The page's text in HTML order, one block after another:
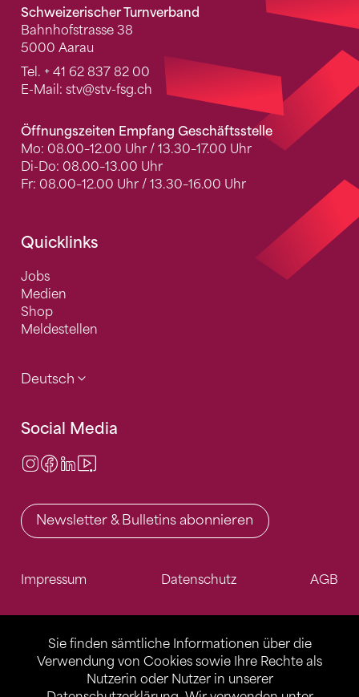
Sie finden sämtliche Informationen über die
Verwendung von Cookies sowie Ihre Rechte als
Nutzerin oder Nutzer in unserer
Schweizerischer Turnverband
Bahnhofstrasse 38
5000 Aarau
Tel. + 41 62 837 82 00
E-Mail: stv@stv-fsg.ch
Öffnungszeiten Empfang Geschäftsstelle
Mo: 08.00–12.00 Uhr / 13.30–17.00 Uhr
Di-Do: 08.00–13.00 Uhr
Fr: 08.00–12.00 Uhr / 13.30–16.00 Uhr
Quicklinks
Jobs
Medien
Shop
Meldestellen
Deutsch
Social Media
Instagram
Facebook
LinkedIn
Newsletter & Bulletins abonnieren
Impressum Datenschutz AGB